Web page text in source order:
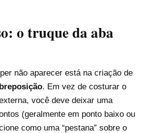
o truque da aba
não aparecer está na criação de
. Em vez de costurar o
você deve deixar uma
(geralmente em ponto baixo ou
como uma “pestana” sobre o